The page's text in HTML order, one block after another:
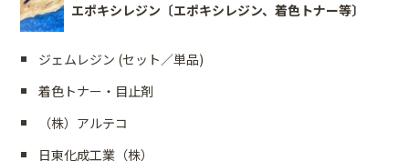
エポキシレジン〔エポキシレジン、着色トナー等〕
ジェムレジン (セット／単品)
着色トナー・目止剤
（株）アルテコ
日東化成工業（株）